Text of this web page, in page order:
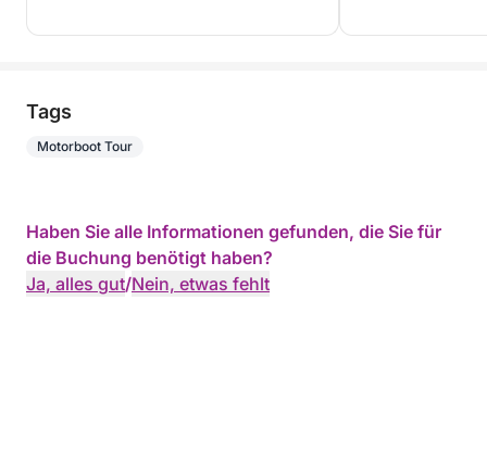
Tags
Motorboot Tour
Haben Sie alle Informationen gefunden, die Sie für
die Buchung benötigt haben?
Ja, alles gut/Nein, etwas fehlt